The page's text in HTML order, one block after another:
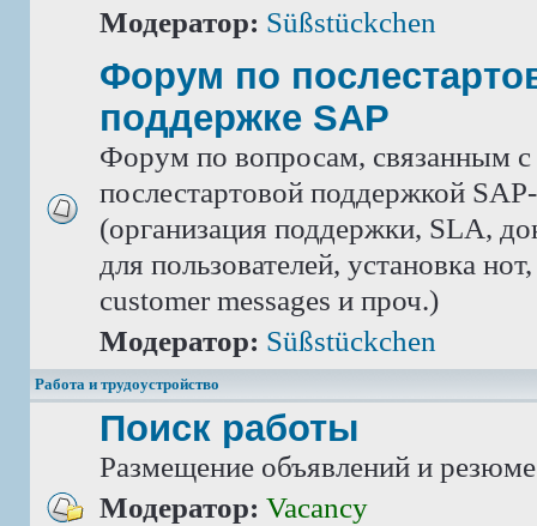
Модератор: Süßstückchen
Форум по
поддержке SAP
Форум по вопросам, связанным с
послестартовой поддержкой
(организация поддержки, SLA,
для пользователей, установка
customer messages и проч.)
Модератор: Süßstückchen
Работа и трудоустройство
Поиск работы
Размещение объявлений и резюме
Модератор: Vacancy